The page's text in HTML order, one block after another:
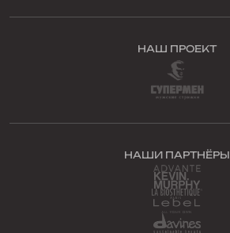
НАШ ПРОЕКТ
НАШИ ПАРТНЁРЫ